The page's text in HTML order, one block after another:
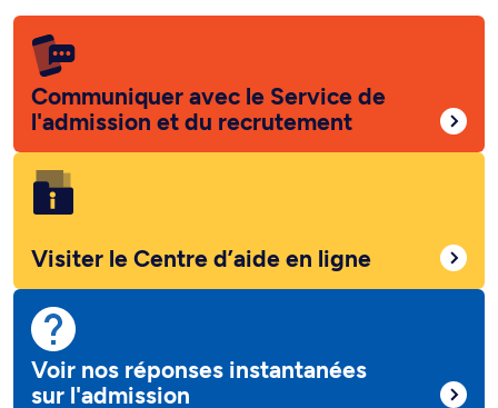
Communiquer avec le Service de
l'admission et du recrutement
Visiter le Centre d’aide en ligne
Voir nos réponses instantanées
sur l'admission